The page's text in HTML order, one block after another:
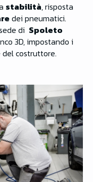
stabilità, risposta
dei pneumatici.
di Spoleto
3D, impostando i
del costruttore.